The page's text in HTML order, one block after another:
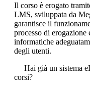
Il corso è erogato
LMS, sviluppata da
garantisce il
processo di erogazione
informatiche
degli utenti.
Hai già un sistema
corsi?